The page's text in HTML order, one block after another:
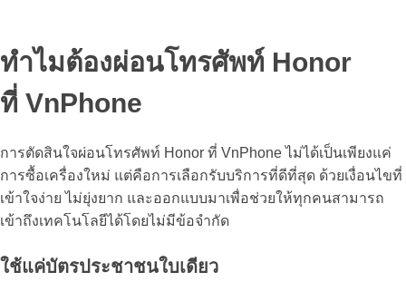
ทำไมต้องผ่อนโทรศัพท์ Honor
ที่ VnPhone
การตัดสินใจผ่อนโทรศัพท์ Honor ที่ VnPhone ไม่ได้เป็นเพียงแค่
การซื้อเครื่องใหม่ แต่คือการเลือกรับบริการที่ดีที่สุด ด้วยเงื่อนไขที่
เข้าใจง่าย ไม่ยุ่งยาก และออกแบบมาเพื่อช่วยให้ทุกคนสามารถ
เข้าถึงเทคโนโลยีได้โดยไม่มีข้อจำกัด
ใช้แค่บัตรประชาชนใบเดียว